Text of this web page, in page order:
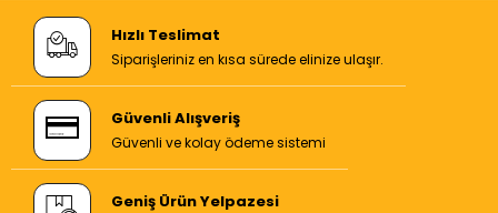
Hızlı Teslimat
Siparişleriniz en kısa sürede elinize ulaşır.
Güvenli Alışveriş
Güvenli ve kolay ödeme sistemi
Geniş Ürün Yelpazesi